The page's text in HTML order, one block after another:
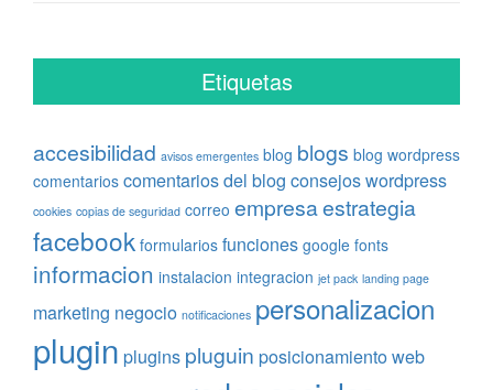
Etiquetas
accesibilidad avisos emergentes blog blogs blog wordpress
comentarios comentarios del blog consejos wordpress
cookies copias de seguridad correo empresaestrategia
facebook formularios funciones google fonts
informacion instalacion integracion jet pack landing page
marketing negocio notificaciones personalizacion
plugin plugins pluguin posicionamiento web